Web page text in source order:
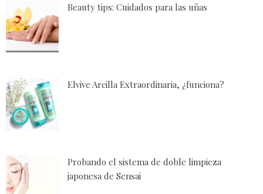
Beauty tips: Cuidados para las uñas
Elvive Arcilla Extraordinaria, ¿funciona?
Probando el sistema de doble limpieza
japonesa de Sensai